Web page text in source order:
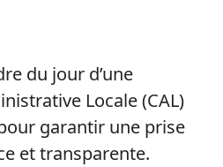
du jour d’une
Locale (CAL)
garantir une prise
et transparente.